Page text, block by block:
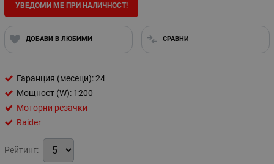
УВЕДОМИ МЕ ПРИ НАЛИЧНОСТ!
ДОБАВИ В ЛЮБИМИ СРАВНИ
Гаранция (месеци): 24
Мощност (W): 1200
Моторни резачки
Raider
Рейтинг: